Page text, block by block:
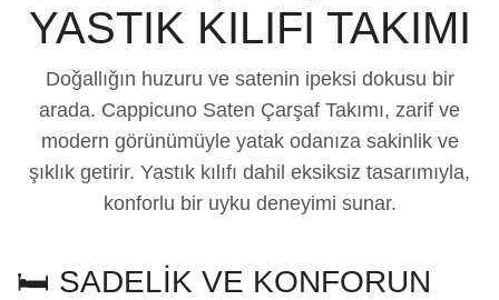
YASTIK KILIFI TAKIMI
Doğallığın huzuru ve satenin ipeksi dokusu bir
arada. Cappicuno Saten Çarşaf Takımı, zarif ve
modern görünümüyle yatak odanıza sakinlik ve
şıklık getirir. Yastık kılıfı dahil eksiksiz tasarımıyla,
konforlu bir uyku deneyimi sunar.
🛏️ SADELİK VE KONFORUN